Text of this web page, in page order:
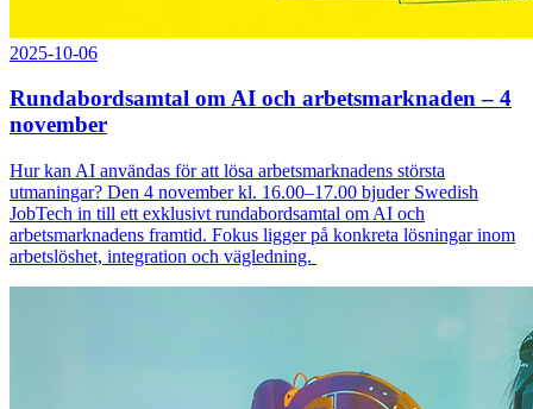
2025-10-06
Rundabordsamtal om AI och arbetsmarknaden – 4
november
Hur kan AI användas för att lösa arbetsmarknadens största
utmaningar? Den 4 november kl. 16.00–17.00 bjuder Swedish
JobTech in till ett exklusivt rundabordsamtal om AI och
arbetsmarknadens framtid. Fokus ligger på konkreta lösningar inom
arbetslöshet, integration och vägledning.